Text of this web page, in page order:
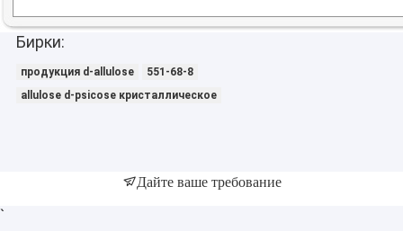
Бирки:
продукция d-allulose
551-68-8
allulose d-psicose кристаллическое
Дайте ваше требование
`